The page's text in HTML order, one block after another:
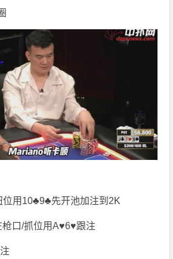
位用10♣9♣先开池加注到2K
枪口/抓位用A♥6♥跟注